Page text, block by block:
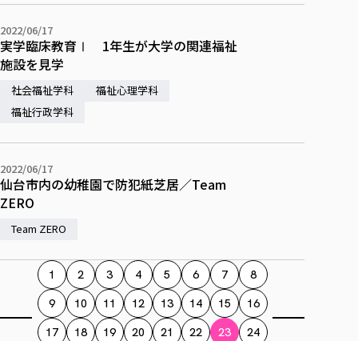
2022/06/17
実学臨床教育Ⅰ 1年生が大学の関連福祉
施設を見学
社会福祉学科
福祉心理学科
福祉行政学科
2022/06/17
仙台市内の幼稚園で防犯紙芝居／Team
ZERO
Team ZERO
1 2 3 4 5 6 7
8
9
10 11 12 13 14 15
16
17
18 19 20 21 22 23 24